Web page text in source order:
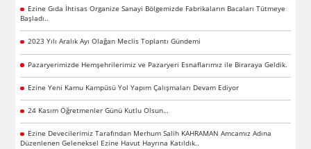
Ezine Gıda İhtisas Organize Sanayi Bölgemizde Fabrikaların Bacaları Tütmeye
Başladı..
2023 Yılı Aralık Ayı Olağan Meclis Toplantı Gündemi
Pazaryerimizde Hemşehrilerimiz ve Pazaryeri Esnaflarımız ile Biraraya Geldik.
Ezine Yeni Kamu Kampüsü Yol Yapım Çalışmaları Devam Ediyor
24 Kasım Öğretmenler Günü Kutlu Olsun…
Ezine Devecilerimiz Tarafından Merhum Salih KAHRAMAN Amcamız Adına
Düzenlenen Geleneksel Ezine Havut Hayrına Katıldık..